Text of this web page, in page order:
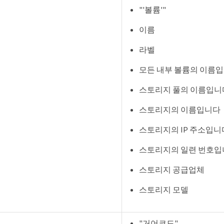
"'볼륨'"
이름
라벨
모든 내부 볼륨의 이름
스토리지 풀의 이름입니
스토리지의 이름입니다
스토리지의 IP 주소입니
스토리지의 일련 번호
스토리지 공급업체
스토리지 모델